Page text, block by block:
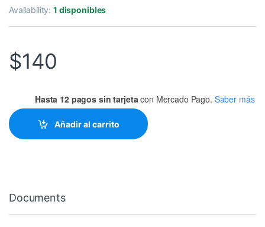
Availability:1 disponibles
$140
Hasta 12 pagos sin tarjeta con Mercado Pago. Saber más
Añadir al carrito
Documents